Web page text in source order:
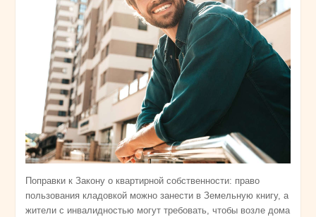
Поправки к Закону о квартирной собственности: право
пользования кладовкой можно занести в Земельную книгу, а
жители с инвалидностью могут требовать, чтобы возле дома